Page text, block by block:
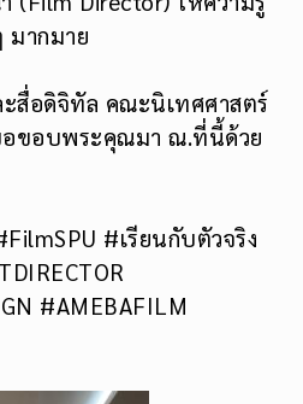
มากมาย
ะสื่อดิจิทัล คณะนิเทศศาสตร์
ขอบพระคุณมา ณ.ที่นี้ด้วย
#เรียนกับตัวจริง
#AMEBAFILM